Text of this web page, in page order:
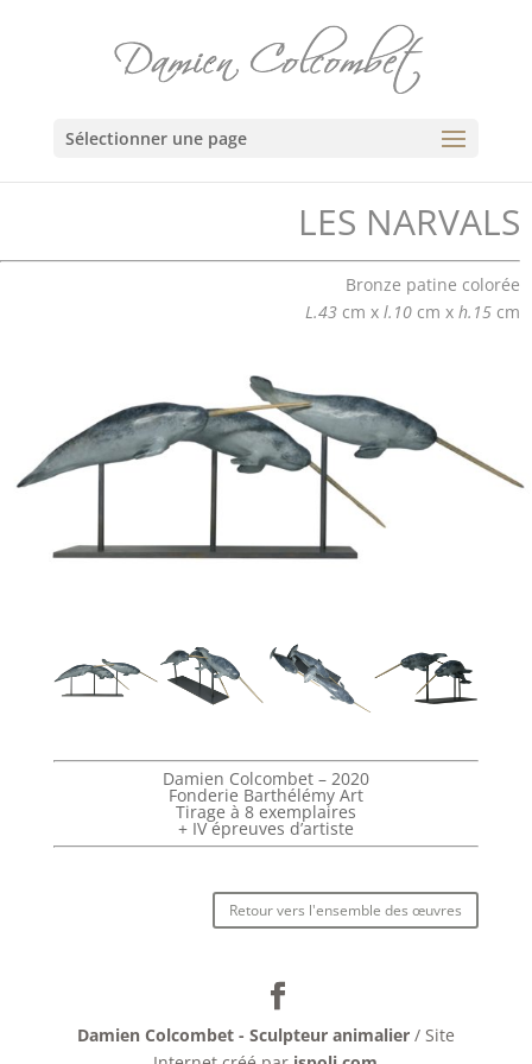
Sélectionner une page
LES NARVALS
Bronze patine colorée
L.43 cm x l.10 cm x h.15 cm
Damien Colcombet – 2020
Fonderie Barthélémy Art
Tirage à 8 exemplaires
+ IV épreuves d’artiste
Retour vers l'ensemble des œuvres
Damien Colcombet - Sculpteur animalier / Site